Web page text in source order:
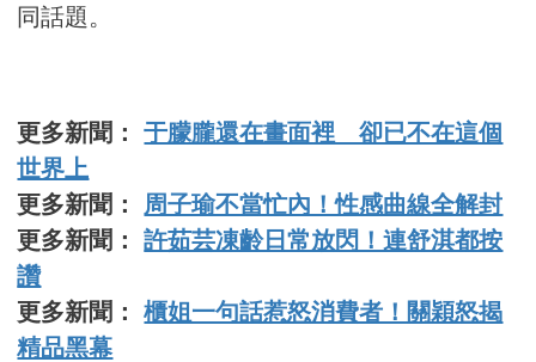
同話題。
更多新聞：于朦朧還在畫面裡 卻已不在這個
世界上
更多新聞： 周子瑜不當忙內！性感曲線全解封
更多新聞：許茹芸凍齡日常放閃！連舒淇都按
讚
更多新聞：櫃姐一句話惹怒消費者！關穎怒揭
精品黑幕